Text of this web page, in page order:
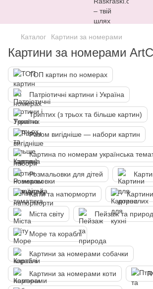
Каталог Картини за номерами
Картини за номерами
ТОП картин по номерах
Патріотичні картини і Україна
Триптих (з трьох та більше картин)
Разом вигідніше — набори картин
Картина по номерам українська
Розмальовки для дітей
Квіти та натюрморти
Міста світу Пейзаж та
Море та кораблі
Картини за номерами собачки
Картини за номерами коти